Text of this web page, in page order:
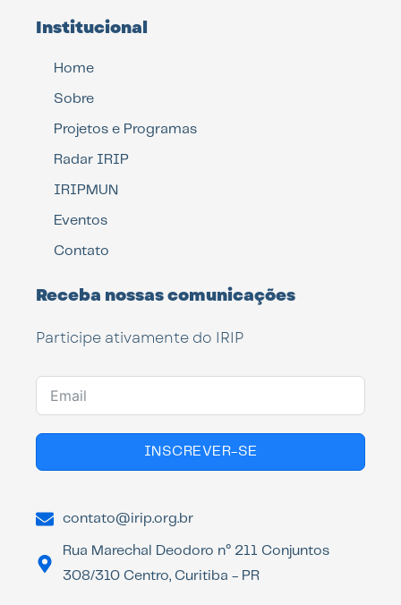
Institucional
Home
Sobre
Projetos e Programas
Radar IRIP
IRIPMUN
Eventos
Contato
Receba nossas comunicações
Participe ativamente do IRIP
INSCREVER-SE
contato@irip.org.br
Rua Marechal Deodoro n° 211 Conjuntos
308/310 Centro, Curitiba - PR